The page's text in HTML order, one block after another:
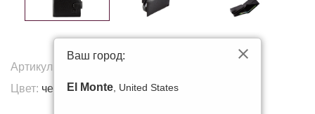
Артикул:
Цвет: черный
Ваш город:
El Monte , United States